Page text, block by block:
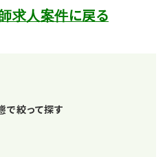
求人案件に戻る
絞って探す